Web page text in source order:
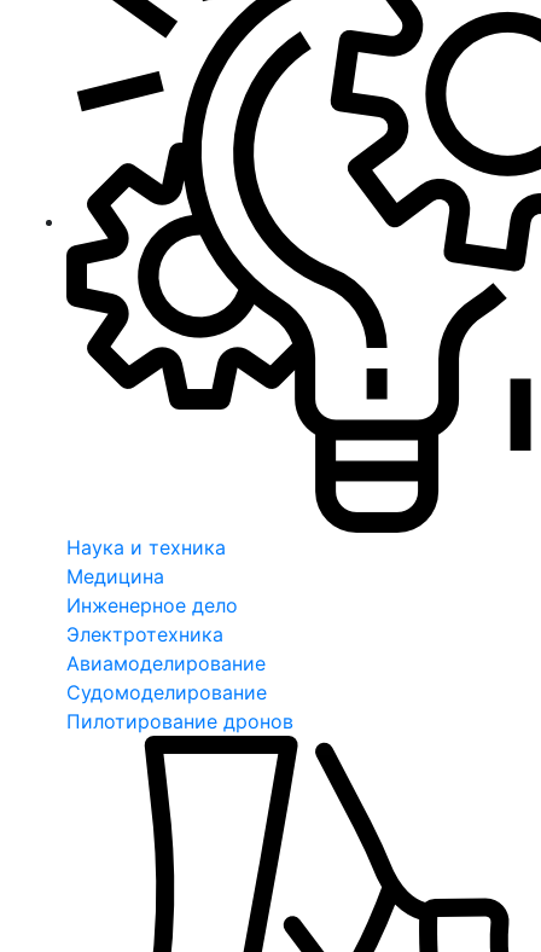
Наука и техника
Медицина
Инженерное дело
Электротехника
Авиамоделирование
Судомоделирование
Пилотирование дронов